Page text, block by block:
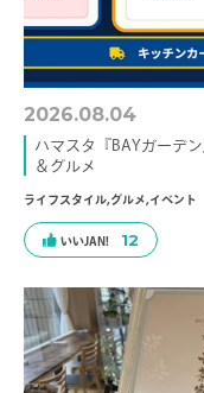
2026.08.04
ハマスタ『BAYガーデ
＆グルメ
ライフスタイル,グルメ,イベント
12